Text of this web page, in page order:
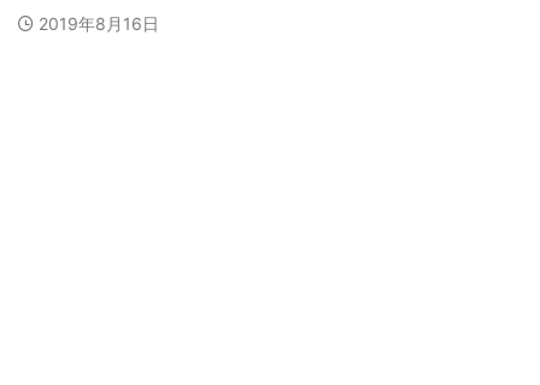
2019年8月16日